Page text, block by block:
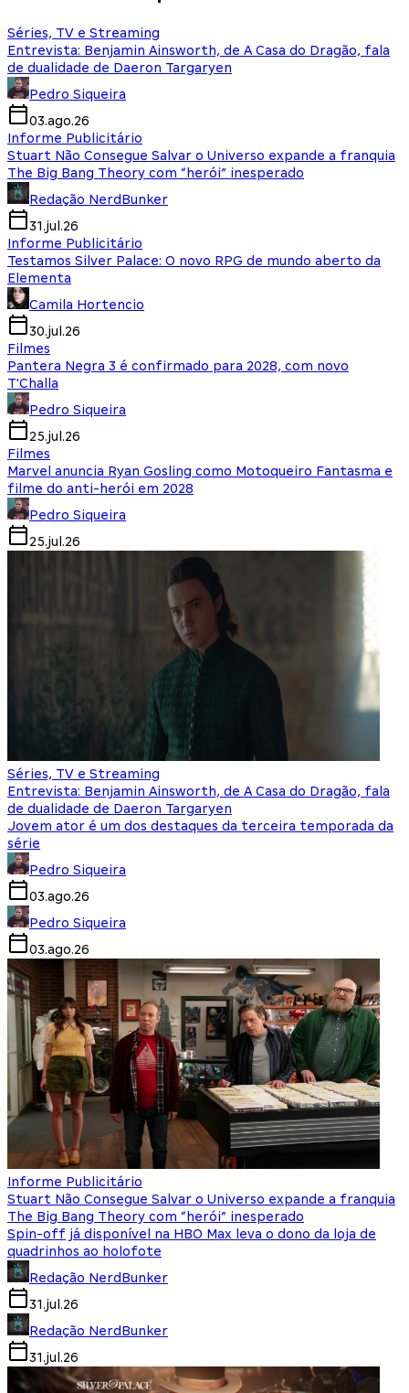
Séries, TV e Streaming
Entrevista: Benjamin Ainsworth, de A Casa do Dragão, fala
de dualidade de Daeron Targaryen
Pedro Siqueira
03.ago.26
Informe Publicitário
Stuart Não Consegue Salvar o Universo expande a franquia
The Big Bang Theory com “herói” inesperado
Redação NerdBunker
31.jul.26
Informe Publicitário
Testamos Silver Palace: O novo RPG de mundo aberto da
Elementa
Camila Hortencio
30.jul.26
Filmes
Pantera Negra 3 é confirmado para 2028, com novo
T'Challa
Pedro Siqueira
25.jul.26
Filmes
Marvel anuncia Ryan Gosling como Motoqueiro Fantasma e
filme do anti-herói em 2028
Pedro Siqueira
25.jul.26
Séries, TV e Streaming
Entrevista: Benjamin Ainsworth, de A Casa do Dragão, fala
de dualidade de Daeron Targaryen
Jovem ator é um dos destaques da terceira temporada da
série
Pedro Siqueira
03.ago.26
Pedro Siqueira
03.ago.26
Informe Publicitário
Stuart Não Consegue Salvar o Universo expande a franquia
The Big Bang Theory com “herói” inesperado
Spin-off já disponível na HBO Max leva o dono da loja de
quadrinhos ao holofote
Redação NerdBunker
31.jul.26
Redação NerdBunker
31.jul.26